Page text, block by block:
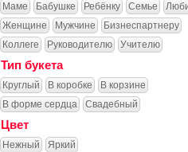
Маме Бабушке Ребёнку Семье
Женщине
Мужчине
Бизнеспартнеру
Коллеге
Руководителю Учителю
Тип букета
Круглый В коробке
В корзине
В форме сердца
Свадебный
Цвет
Нежный Яркий